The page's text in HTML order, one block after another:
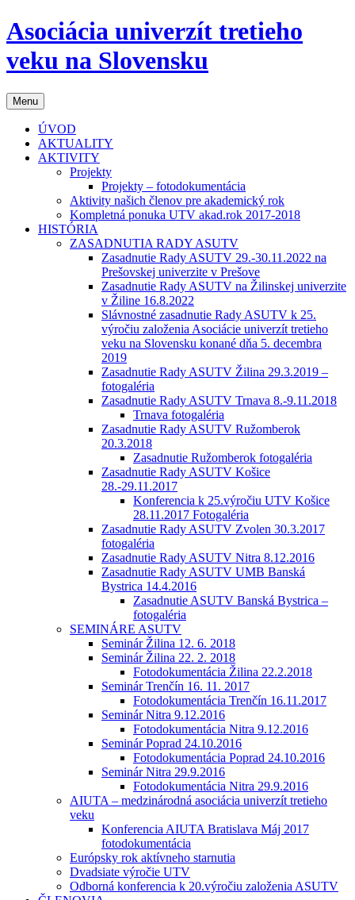
Preskočiť
na
obsah
Asociácia univerzít tretieho
veku na Slovensku
Menu
ÚVOD
AKTUALITY
AKTIVITY
Projekty
Projekty – fotodokumentácia
Aktivity našich členov pre akademický rok
Kompletná ponuka UTV akad.rok 2017-2018
HISTÓRIA
ZASADNUTIA RADY ASUTV
Zasadnutie Rady ASUTV 29.-30.11.2022 na
Prešovskej univerzite v Prešove
Zasadnutie Rady ASUTV na Žilinskej univerzite
v Žiline 16.8.2022
Slávnostné zasadnutie Rady ASUTV k 25.
výročiu založenia Asociácie univerzít tretieho
veku na Slovensku konané dňa 5. decembra
2019
Zasadnutie Rady ASUTV Žilina 29.3.2019 –
fotogaléria
Zasadnutie Rady ASUTV Trnava 8.-9.11.2018
Trnava fotogaléria
Zasadnutie Rady ASUTV Ružomberok
20.3.2018
Zasadnutie Ružomberok fotogaléria
Zasadnutie Rady ASUTV Košice
28.-29.11.2017
Konferencia k 25.výročiu UTV Košice
28.11.2017 Fotogaléria
Zasadnutie Rady ASUTV Zvolen 30.3.2017
fotogaléria
Zasadnutie Rady ASUTV Nitra 8.12.2016
Zasadnutie Rady ASUTV UMB Banská
Bystrica 14.4.2016
Zasadnutie ASUTV Banská Bystrica –
fotogaléria
SEMINÁRE ASUTV
Seminár Žilina 12. 6. 2018
Seminár Žilina 22. 2. 2018
Fotodokumentácia Žilina 22.2.2018
Seminár Trenčín 16. 11. 2017
Fotodokumentácia Trenčín 16.11.2017
Seminár Nitra 9.12.2016
Fotodokumentácia Nitra 9.12.2016
Seminár Poprad 24.10.2016
Fotodokumentácia Poprad 24.10.2016
Seminár Nitra 29.9.2016
Fotodokumentácia Nitra 29.9.2016
AIUTA – medzinárodná asociácia univerzít tretieho
veku
Konferencia AIUTA Bratislava Máj 2017
fotodokumentácia
Európsky rok aktívneho starnutia
Dvadsiate výročie UTV
Odborná konferencia k 20.výročiu založenia ASUTV